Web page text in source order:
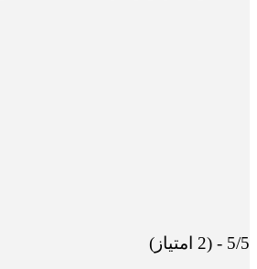
5/5 - (2 امتیاز)